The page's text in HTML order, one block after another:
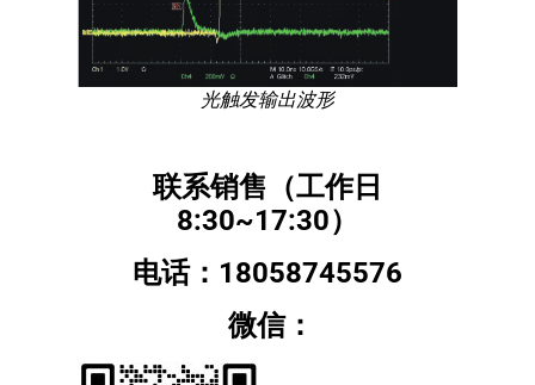
光触发输出波形
联系销售（工作日
8:30~17:30）
电话：18058745576
微信：